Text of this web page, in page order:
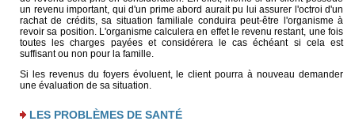
un revenu important, qui d'un prime abord aurait pu lui assurer l'octroi d'un
rachat de crédits, sa situation familiale conduira peut-être l'organisme à
revoir sa position. L'organisme calculera en effet le revenu restant, une fois
toutes les charges payées et considérera le cas échéant si cela est
suffisant ou non pour la famille.
Si les revenus du foyers évoluent, le client pourra à nouveau demander
une évaluation de sa situation.
LES PROBLÈMES DE SANTÉ